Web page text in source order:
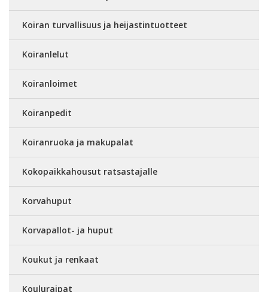
Koiran turvallisuus ja heijastintuotteet
Koiranlelut
Koiranloimet
Koiranpedit
Koiranruoka ja makupalat
Kokopaikkahousut ratsastajalle
Korvahuput
Korvapallot- ja huput
Koukut ja renkaat
Kouluraipat